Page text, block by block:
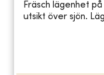
Fräsch lägenhet
utsikt över sjön.